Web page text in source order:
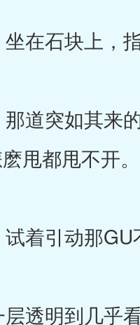
在石块上，
道突如其来
甩都甩不开。
着引动那GU
透明到几乎